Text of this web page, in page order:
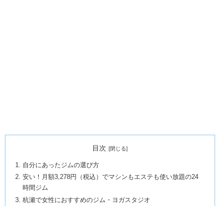
目次
自分にあったジムの選び方
安い！月額3,278円（税込）でマシンもエステも使い放題の24
時間ジム
杭瀬で女性におすすめのジム・ヨガスタジオ